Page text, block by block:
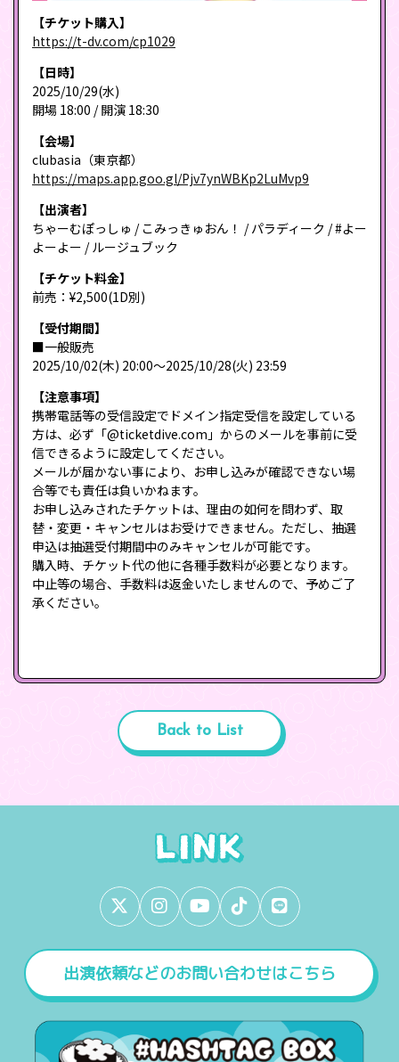
【チケット購入】
https://t-dv.com/cp1029
【日時】
2025/10/29(水)
開場 18:00 / 開演 18:30
【会場】
clubasia（東京都）
https://maps.app.goo.gl/Pjv7ynWBKp2LuMvp9
【出演者】
ちゃーむぽっしゅ / こみっきゅおん！ / パラディーク / #よー
よーよー / ルージュブック
【チケット料金】
前売：¥2,500(1D別)
【受付期間】
■一般販売
2025/10/02(木) 20:00〜2025/10/28(火) 23:59
【注意事項】
携帯電話等の受信設定でドメイン指定受信を設定している
方は、必ず「@ticketdive.com」からのメールを事前に受
信できるように設定してください。
メールが届かない事により、お申し込みが確認できない場
合等でも責任は負いかねます。
お申し込みされたチケットは、理由の如何を問わず、取
替・変更・キャンセルはお受けできません。ただし、抽選
申込は抽選受付期間中のみキャンセルが可能です。
購入時、チケット代の他に各種手数料が必要となります。
中止等の場合、手数料は返金いたしませんので、予めご了
承ください。
Back to List
出演依頼などのお問い合わせはこちら